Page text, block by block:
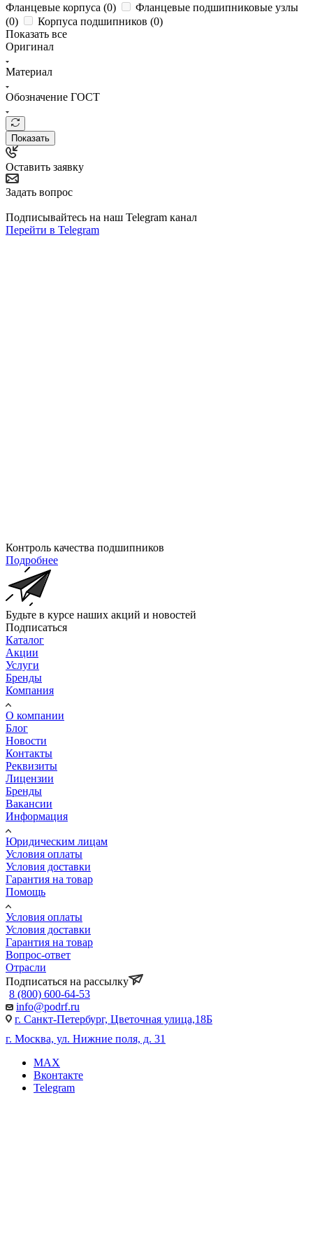
Фланцевые корпуса (0)
Фланцевые подшипниковые узлы
(0) Корпуса подшипников (0)
Показать все
Оригинал
Материал
Обозначение ГОСТ
Показать
Оставить заявку
Задать вопрос
Подписывайтесь на наш Telegram канал
Перейти в Telegram
Контроль качества подшипников
Подробнее
Будьте в курсе наших акций и новостей
Подписаться
Каталог
Акции
Услуги
Бренды
Компания
О компании
Блог
Новости
Контакты
Реквизиты
Лицензии
Бренды
Вакансии
Информация
Юридическим лицам
Условия оплаты
Условия доставки
Гарантия на товар
Помощь
Условия оплаты
Условия доставки
Гарантия на товар
Вопрос-ответ
Отрасли
Подписаться на рассылку
8 (800) 600-64-53
info@podrf.ru
г. Санкт-Петербург, Цветочная улица,18Б
г. Москва, ул. Нижние поля, д. 31
MAX
Вконтакте
Telegram